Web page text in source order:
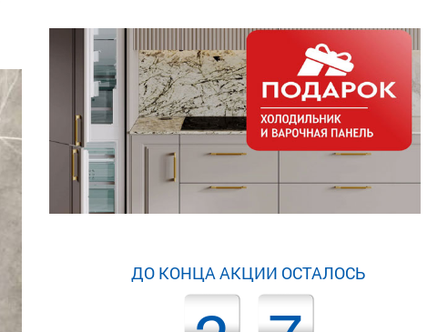
ДО КОНЦА АКЦИИ ОСТАЛОСЬ